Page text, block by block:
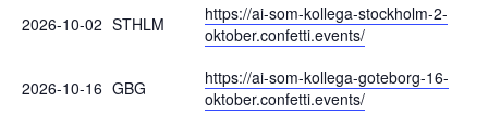
2026-10-02 STHLM
https://ai-som-kollega-stockholm-2-
oktober.confetti.events/
2026-10-16 GBG
https://ai-som-kollega-goteborg-16-
oktober.confetti.events/